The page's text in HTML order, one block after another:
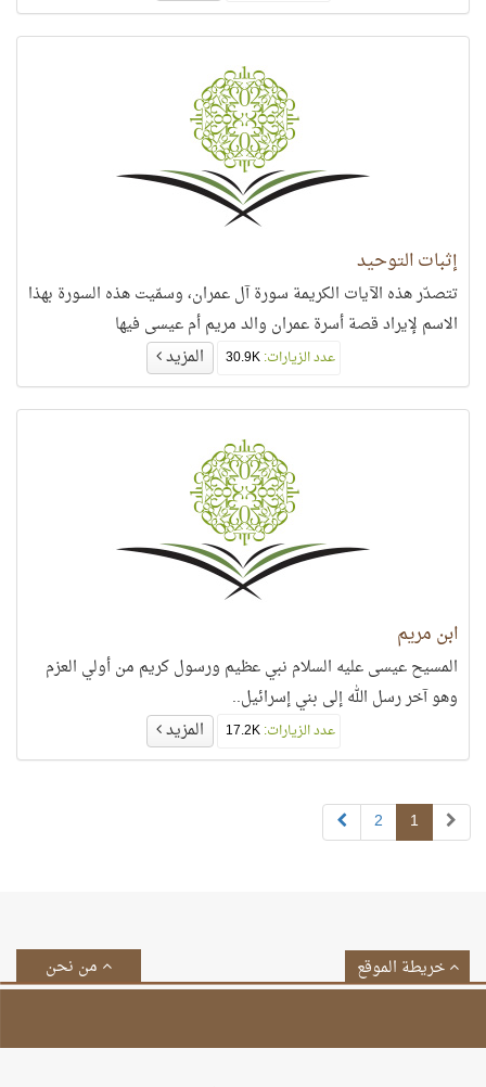
إثبات التوحيد
تتصدّر هذه الآيات الكريمة سورة آل عمران، وسمّيت هذه السورة بهذا
الاسم لإيراد قصة أسرة عمران والد مريم أم عيسى فيها
عدد الزيارات:30.9K المزيد
ابن مريم
المسيح عيسى عليه السلام نبي عظيم ورسول كريم من أولي العزم
وهو آخر رسل الله إلى بني إسرائيل..
عدد الزيارات:17.2K المزيد
1
2
من نحن خريطة الموقع